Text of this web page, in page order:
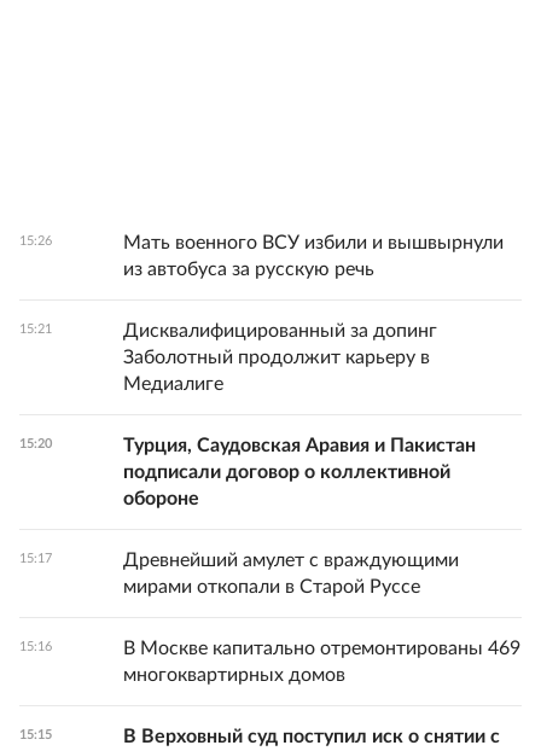
15:26
Мать военного ВСУ избили и вышвырнули
из автобуса за русскую речь
15:21
Дисквалифицированный за допинг
Заболотный продолжит карьеру в
Медиалиге
15:20
Турция, Саудовская Аравия и Пакистан
подписали договор о коллективной
обороне
15:17
Древнейший амулет с враждующими
мирами откопали в Старой Руссе
15:16
В Москве капитально отремонтированы 469
многоквартирных домов
15:15
В Верховный суд поступил иск о снятии с